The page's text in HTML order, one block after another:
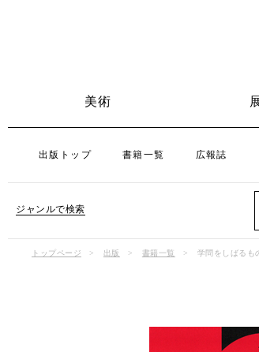
美術
出版トップ 書籍一覧 広報誌
ジャンルで検索
トップページ 出版 書籍一覧 学問をしばるも